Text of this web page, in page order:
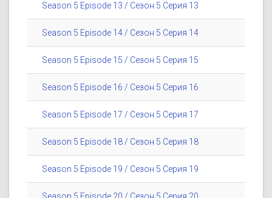
Season 5 Episode 13 / Сезон 5 Серия 13
Season 5 Episode 14 / Сезон 5 Серия 14
Season 5 Episode 15 / Сезон 5 Серия 15
Season 5 Episode 16 / Сезон 5 Серия 16
Season 5 Episode 17 / Сезон 5 Серия 17
Season 5 Episode 18 / Сезон 5 Серия 18
Season 5 Episode 19 / Сезон 5 Серия 19